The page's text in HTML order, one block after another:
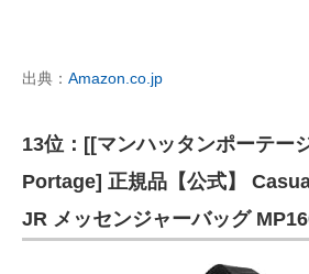
出典： Amazon.co.jp
13位：[[マンハッタンポーテー
Portage] 正規品【公式】
JR メッセンジャーバッグ